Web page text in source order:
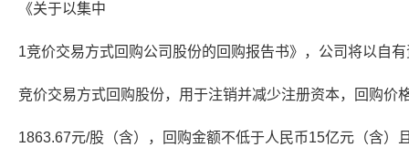
《关于以集中
1竞价交易方式回购公司股份的回购报告书》，公司将以自
竞价交易方式回购股份，用于注销并减少注册资本，回购价
1863.67元/股（含），回购金额不低于人民币15亿元（含）